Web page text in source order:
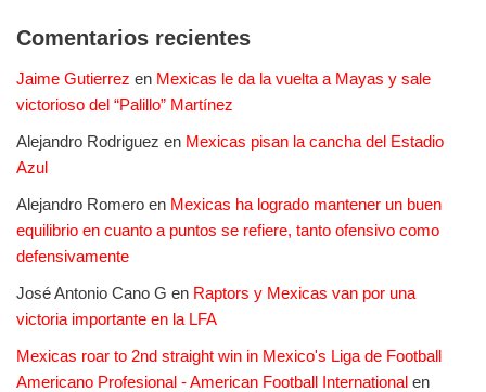
Comentarios recientes
Jaime Gutierrez en Mexicas le da la vuelta a Mayas y sale
victorioso del “Palillo” Martínez
Alejandro Rodriguez en Mexicas pisan la cancha del Estadio
Azul
Alejandro Romero en Mexicas ha logrado mantener un buen
equilibrio en cuanto a puntos se refiere, tanto ofensivo como
defensivamente
José Antonio Cano G en Raptors y Mexicas van por una
victoria importante en la LFA
Mexicas roar to 2nd straight win in Mexico's Liga de Football
Americano Profesional - American Football International en